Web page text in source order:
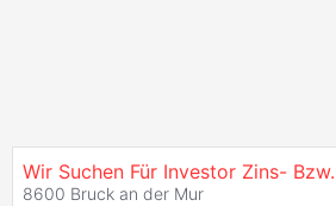
Wir Suchen Für Investor Zins- Bzw.
8600 Bruck an der Mur